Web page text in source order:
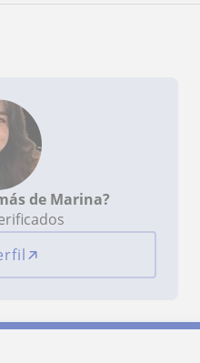
de Marina?